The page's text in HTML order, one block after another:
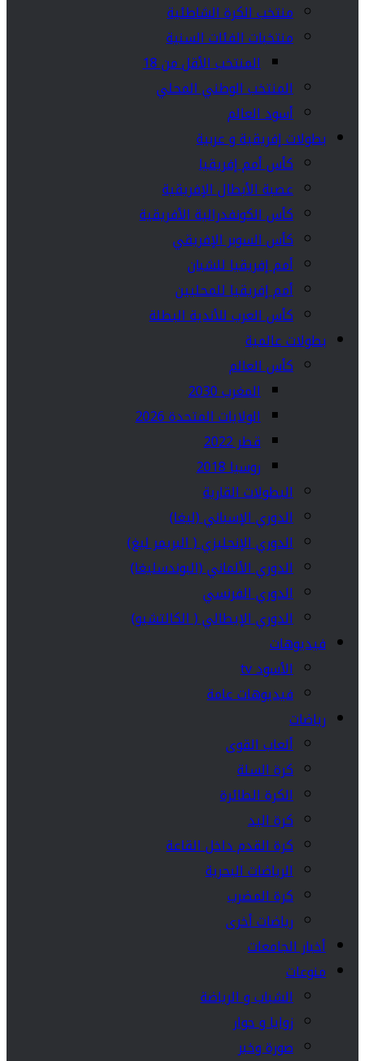
منتخب الكرة الشاطئية
منتخبات الفئات السنية
المنتخب الأقل من 18
المنتخب الوطني المحلي
أسود العالم
بطولات إفريقية و عربية
كأس أمم إفريقيا
عصبة الأبطال الإفريقية
كأس الكونفدرالية الأفريقية
كأس السوبر الإفريقي
أمم إفريقيا للشبان
أمم إفريقيا للمحليين
كأس العرب للأندية البطلة
بطولات عالمية
كأس العالم
المغرب 2030
الولايات المتحدة 2026
قطر 2022
روسيا 2018
البطولات القارية
الدوري الإسباني (ليغا)
الدوري الإنجليزي ( البريمر ليغ)
الدوري الألماني (البوندسليغا)
الدوري الفرنسي
الدوري الإيطالي ( الكالتشيو)
فيديوهات
الأسود tv
فيديوهات عامة
رياضات
ألعاب القوى
كرة السلة
الكرة الطائرة
كرة اليد
كرة القدم داخل القاعة
الرياضات البحرية
كرة المضرب
رياضات أخرى
أخبار الجامعات
منوعات
الشباب و الرياضة
زوايا و حوار
صورة وخبر